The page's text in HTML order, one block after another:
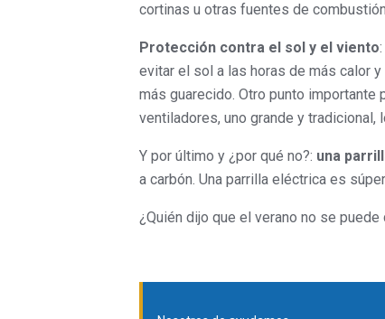
cortinas u otras fuentes de
Protección contra el sol y el viento
evitar el sol a las horas de más calor
más guarecido. Otro punto importante
ventiladores, uno grande y tradicional,
Y por último y ¿por qué no?: una
a carbón. Una parrilla eléctrica es
¿Quién dijo que el verano no se